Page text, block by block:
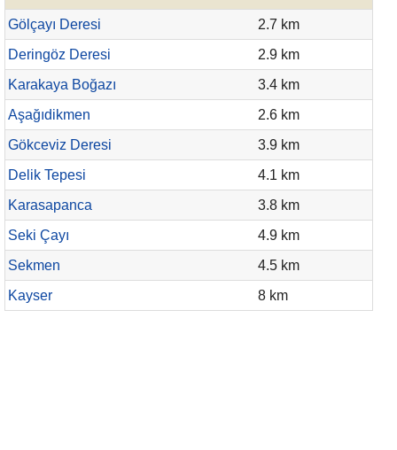
Gölçayı Deresi
2.7 km
Deringöz Deresi
2.9 km
Karakaya Boğazı
3.4 km
Aşağıdikmen
2.6 km
Gökceviz Deresi
3.9 km
Delik Tepesi
4.1 km
Karasapanca
3.8 km
Seki Çayı
4.9 km
Sekmen
4.5 km
Kayser
8 km